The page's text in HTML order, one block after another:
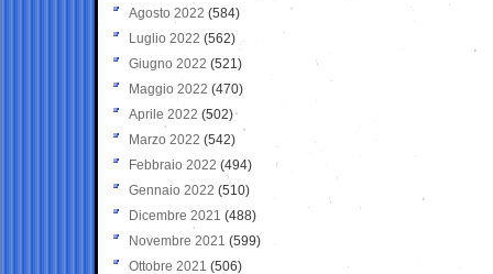
Agosto 2022 (584)
Luglio 2022 (562)
Giugno 2022 (521)
Maggio 2022 (470)
Aprile 2022 (502)
Marzo 2022 (542)
Febbraio 2022 (494)
Gennaio 2022 (510)
Dicembre 2021 (488)
Novembre 2021 (599)
Ottobre 2021 (506)